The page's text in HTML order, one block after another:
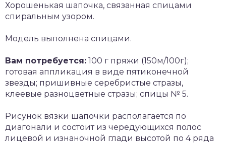
Хорошенькая шапочка, связанная спицами
спиральным узором.
Модель выполнена спицами.
Вам потребуется: 100 г пряжи (150м/100г);
готовая аппликация в виде пятиконечной
звезды; пришивные серебристые стразы,
клеевые разноцветные стразы; спицы № 5.
Рисунок вязки шапочки располагается по
диагонали и состоит из чередующихся полос
лицевой и изнаночной глади высотой по 4 ряда